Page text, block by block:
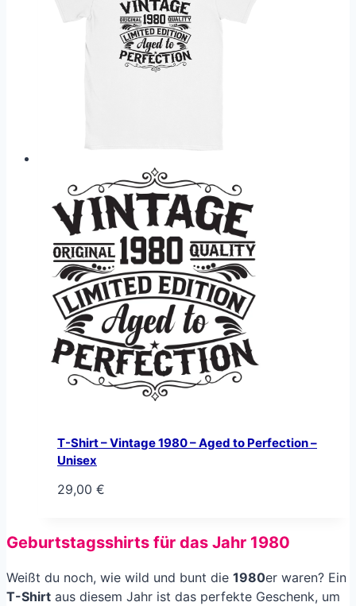
T-Shirt – Vintage 1980 – Aged to Perfection –
Unisex
29,00 €
Geburtstagsshirts für das Jahr 1980
Weißt du noch, wie wild und bunt die 1980er waren? Ein
T-Shirt aus diesem Jahr ist das perfekte Geschenk, um